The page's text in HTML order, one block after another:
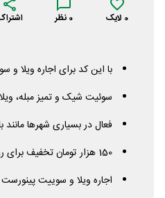
0 لایک 0 نظر
با این کد برای اجاره ویلا
سوئیت شیک و تمیز مبله،
فعال در بسیاری شهرها مانند
150 هزار تومان تخفیف برای رزرو بیشتر از 2 میلیون تومان
اجاره ویلا و سوییت